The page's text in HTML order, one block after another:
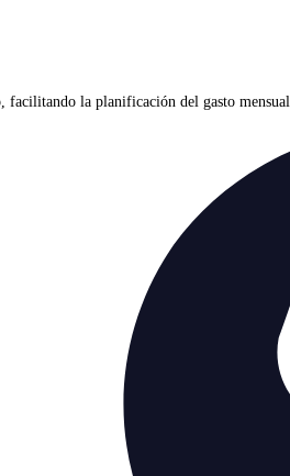
facilitando la planificación del gasto mensual.